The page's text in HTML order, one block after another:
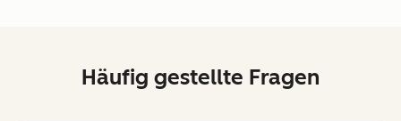
Häufig gestellte Fragen